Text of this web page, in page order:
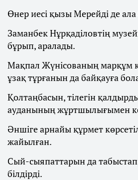
Өнер иесі қызы Мерейді де ала
Заманбек Нұрқаділовтің
бұрып, аралады.
Мақпал Жүнісованың марқұм
ұзақ тұрғанын да байқауға
Қолтаңбасын, тілегін
ауданының жұртшылығымен
Әншіге арнайы құрмет
жайылған.
Сый-сыяпаттарын да
білдірді.